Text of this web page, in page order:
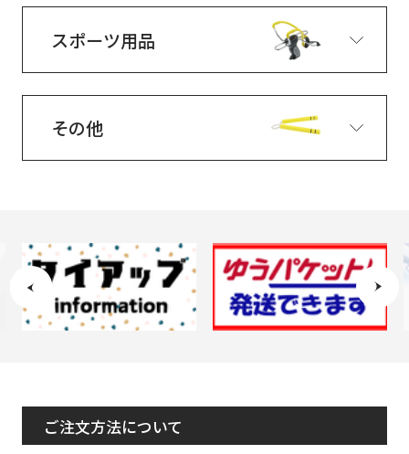
スポーツ用品
その他
ご注文方法について